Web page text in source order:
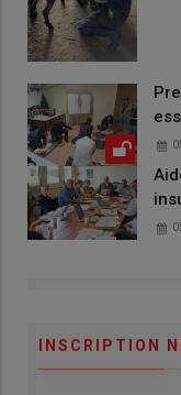
INSCRIPTION